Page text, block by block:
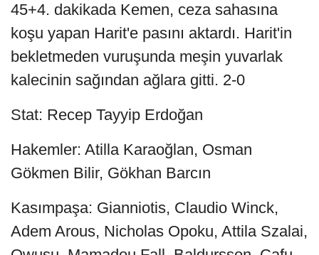
45+4. dakikada Kemen, ceza sahasına
koşu yapan Harit'e pasını aktardı. Harit'in
bekletmeden vuruşunda meşin yuvarlak
kalecinin sağından ağlara gitti. 2-0
Stat: Recep Tayyip Erdoğan
Hakemler: Atilla Karaoğlan, Osman
Gökmen Bilir, Gökhan Barcın
Kasımpaşa: Gianniotis, Claudio Winck,
Adem Arous, Nicholas Opoku, Attila Szalai,